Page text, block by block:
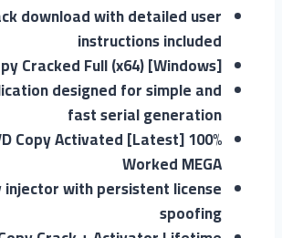
download with detailed user
instructions included
Cracked Full (x64) [Windows]
designed for simple and
fast serial generation
Copy Activated [Latest] 100%
Worked MEGA
injector with persistent license
spoofing